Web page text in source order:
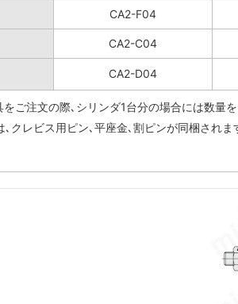
CA2-F04
CA2-C04
CA2-D04
ご注文の際､シリンダ1台分の場合には数量
､クレビス用ピン､平座金､割ピンが同梱されま